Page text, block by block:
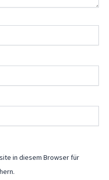
in diesem Browser für